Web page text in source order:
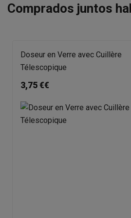
Comprados juntos
Doseur en Verre avec Cuillère
Télescopique
3,75 €€